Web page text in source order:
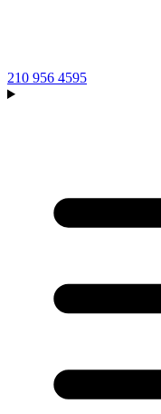
210 956 4595